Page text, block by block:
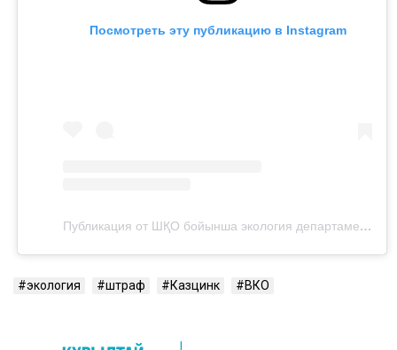
Посмотреть эту публикацию в Instagram
Публикация от ШҚО бойынша экология департаменті (@shqoecodep)
экология штраф Казцинк ВКО